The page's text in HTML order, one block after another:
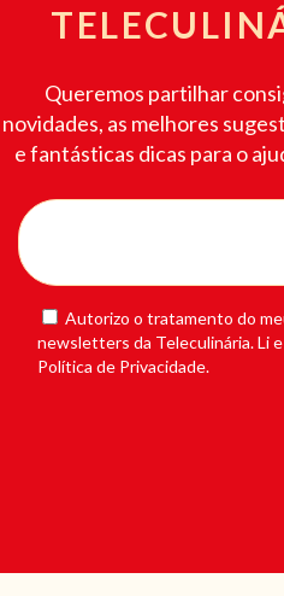
Queremos partilhar
novidades, as melhores
e fantásticas dicas para o
Autorizo o tratamento do
newsletters da Teleculinária. Li
Política de Privacidade.